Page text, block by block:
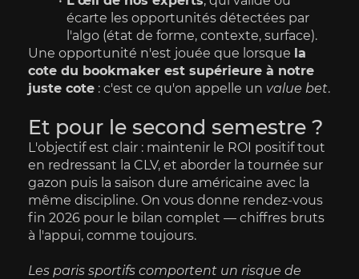
écarte les opportunités détectées par
l'algo (état de forme, contexte, surface).
Une opportunité n'est jouée que lorsque la
cote du bookmaker est supérieure à notre
juste cote : c'est ce qu'on appelle un value bet.
Et pour le second semestre ?
L'objectif est clair : maintenir le ROI positif tout
en redressant la CLV, et aborder la tournée sur
gazon puis la saison dure américaine avec la
même discipline. On vous donne rendez-vous
fin 2026 pour le bilan complet — chiffres bruts
à l'appui, comme toujours.
Les paris sportifs comportent un risque de